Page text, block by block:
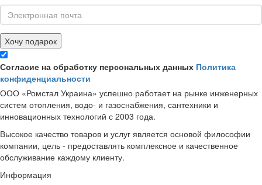
Хочу подарок
Согласие на обработку персональных данных Политика
конфиденциальности
ООО «Ромстал Украина» успешно работает на рынке инженерных
систем отопления, водо- и газоснабжения, сантехники и
инновационных технологий с 2003 года.
Высокое качество товаров и услуг является основой философии
компании, цель - предоставлять комплексное и качественное
обслуживание каждому клиенту.
Информация